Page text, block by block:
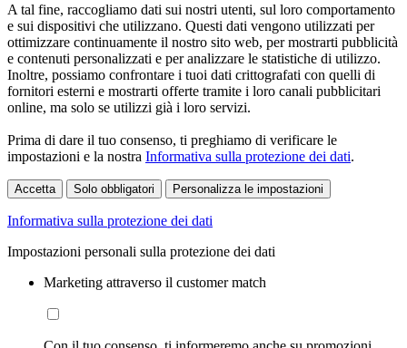
A tal fine, raccogliamo dati sui nostri utenti, sul loro comportamento
e sui dispositivi che utilizzano. Questi dati vengono utilizzati per
ottimizzare continuamente il nostro sito web, per mostrarti pubblicità
e contenuti personalizzati e per analizzare le statistiche di utilizzo.
Inoltre, possiamo confrontare i tuoi dati crittografati con quelli di
fornitori esterni e mostrarti offerte tramite i loro canali pubblicitari
online, ma solo se utilizzi già i loro servizi.
Prima di dare il tuo consenso, ti preghiamo di verificare le
impostazioni e la nostra Informativa sulla protezione dei dati.
Accetta Solo obbligatori Personalizza le impostazioni
Informativa sulla protezione dei dati
Impostazioni personali sulla protezione dei dati
Marketing attraverso il customer match